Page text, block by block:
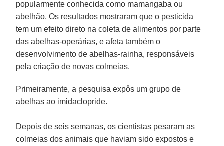
popularmente conhecida como mamangaba ou
abelhão. Os resultados mostraram que o pesticida
tem um efeito direto na coleta de alimentos por parte
das abelhas-operárias, e afeta também o
desenvolvimento de abelhas-rainha, responsáveis
pela criação de novas colmeias.
Primeiramente, a pesquisa expôs um grupo de
abelhas ao imidaclopride.
Depois de seis semanas, os cientistas pesaram as
colmeias dos animais que haviam sido expostos e